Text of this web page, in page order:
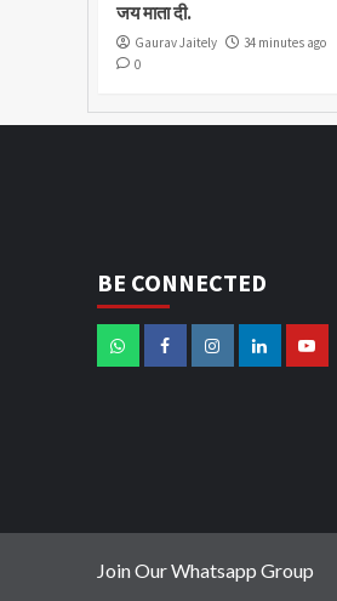
जय माता दी.
Gaurav Jaitely
34 minutes ago
0
BE CONNECTED
Join Our Whatsapp Group